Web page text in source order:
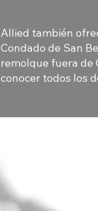
Allied también
Condado de San
remolque fuera de
conocer todos los